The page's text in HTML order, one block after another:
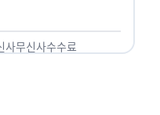
사무신사수수료